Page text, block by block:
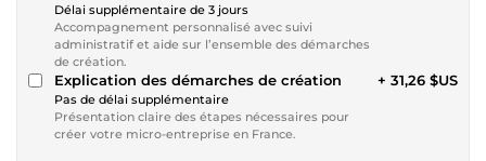
Délai supplémentaire de 3 jours
Accompagnement personnalisé avec suivi
administratif et aide sur l’ensemble des démarches
de création.
Explication des démarches de création
Pas de délai supplémentaire
Présentation claire des étapes nécessaires pour
créer votre micro-entreprise en France.
+ 31,26 $US